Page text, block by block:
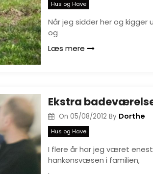
Hus og Have
Når jeg sidder her og kigger
og
Læs mere
Ekstra
On 05/08/2012 By Dorthe
Hus og Have
I flere år har jeg været
hankønsvæsen i familien,